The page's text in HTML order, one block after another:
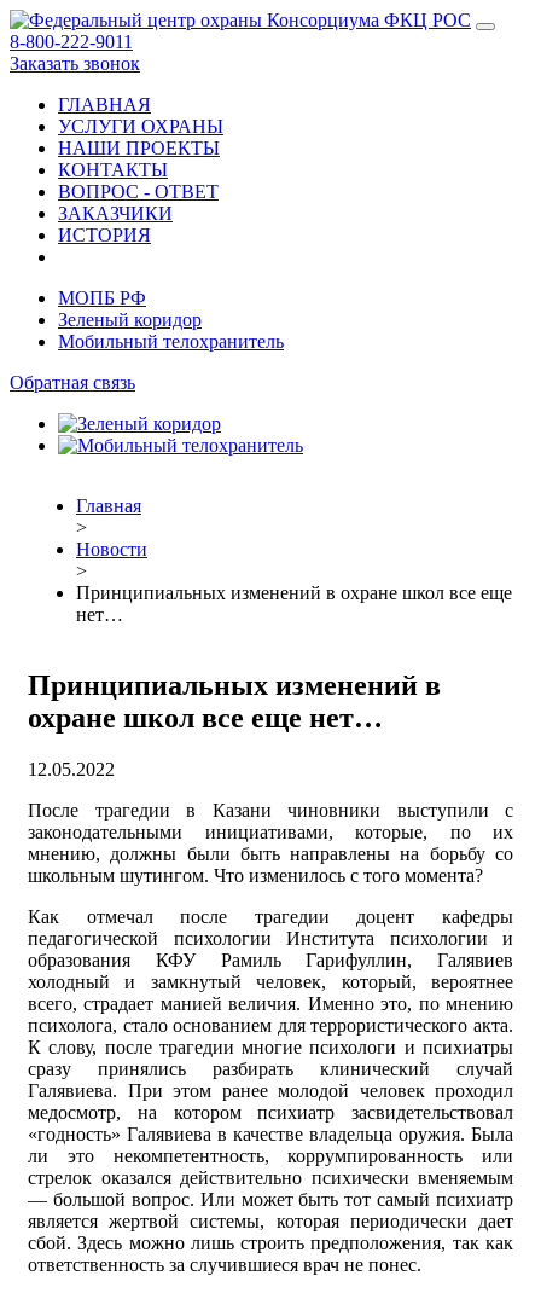
8-800-222-9011
Заказать звонок
ГЛАВНАЯ
УСЛУГИ ОХРАНЫ
НАШИ ПРОЕКТЫ
КОНТАКТЫ
ВОПРОС - ОТВЕТ
ЗАКАЗЧИКИ
ИСТОРИЯ
МОПБ РФ
Зеленый коридор
Мобильный телохранитель
Обратная связь
Главная
>
Новости
>
Принципиальных изменений в охране школ все еще
нет…
Принципиальных изменений в
охране школ все еще нет…
12.05.2022
После трагедии в Казани чиновники выступили с
законодательными инициативами, которые, по их
мнению, должны были быть направлены на борьбу со
школьным шутингом. Что изменилось с того момента?
Как отмечал после трагедии доцент кафедры
педагогической психологии Института психологии и
образования КФУ Рамиль Гарифуллин, Галявиев
холодный и замкнутый человек, который, вероятнее
всего, страдает манией величия. Именно это, по мнению
психолога, стало основанием для террористического акта.
К слову, после трагедии многие психологи и психиатры
сразу принялись разбирать клинический случай
Галявиева. При этом ранее молодой человек проходил
медосмотр, на котором психиатр засвидетельствовал
«годность» Галявиева в качестве владельца оружия. Была
ли это некомпетентность, коррумпированность или
стрелок оказался действительно психически вменяемым
— большой вопрос. Или может быть тот самый психиатр
является жертвой системы, которая периодически дает
сбой. Здесь можно лишь строить предположения, так как
ответственность за случившиеся врач не понес.